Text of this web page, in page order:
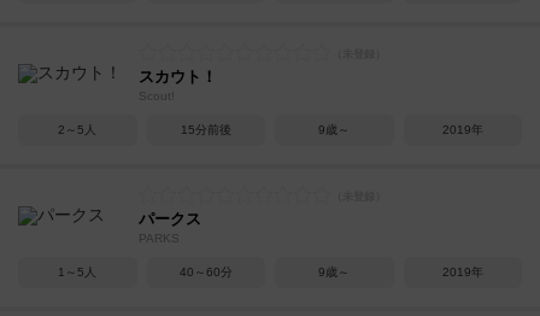
スカウト！
Scout!
2～5人 15分前後 9歳～ 2019年
パークス
PARKS
1～5人 40～60分 9歳～ 2019年